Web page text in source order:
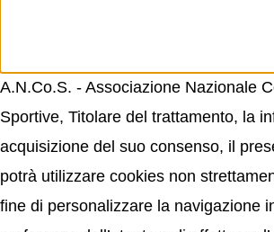
A.N.Co.S. - Associazione Nazionale
Sportive, Titolare del trattamento, la
acquisizione del suo consenso, il
potrà utilizzare cookies non
fine di personalizzare la navigazione